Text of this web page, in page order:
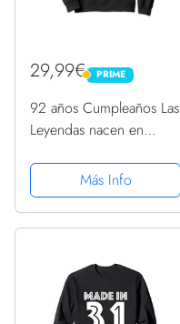
29,99€ PRIME
PRIME
92 años Cumpleaños Las
Leyendas nacen en
Más Info